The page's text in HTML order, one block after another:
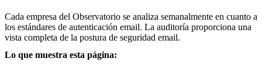
Cada empresa del Observatorio se analiza semanalmente en cuanto a
los estándares de autenticación email. La auditoría proporciona una
vista completa de la postura de seguridad email.
Lo que muestra esta página: